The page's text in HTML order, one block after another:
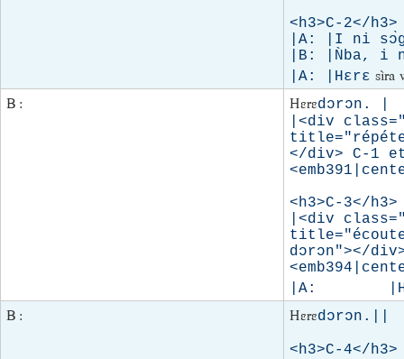
<h3>C-
|A: |I ni
|B: |Ǹba, i
|A: |Hɛrɛ sìra
B :
Hɛrɛdɔrɔn. |
|<div
</div> C-1
<h3>C-3</h3>
|<div
dɔrɔn"></
|A:
B : Hɛrɛdɔrɔn.||
<h3>C-4</h3>